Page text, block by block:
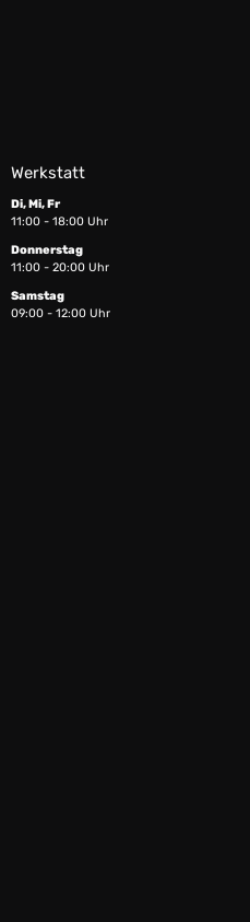
Werkstatt
Di, Mi, Fr
11:00 - 18:00 Uhr
Donnerstag
11:00 - 20:00 Uhr
Samstag
09:00 - 12:00 Uhr